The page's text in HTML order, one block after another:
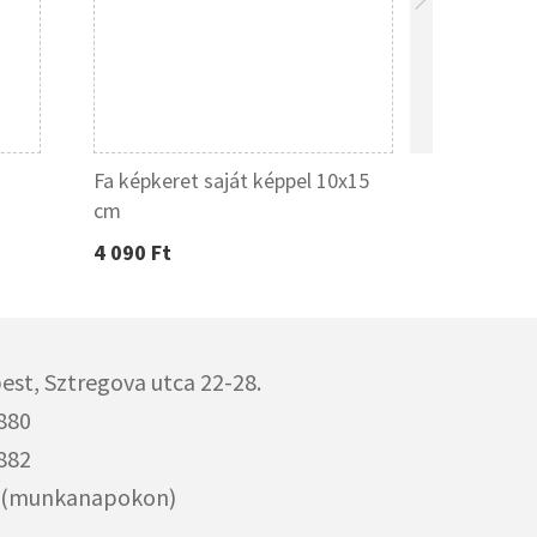
Fa képkeret saját képpel 10x15
cm
4 090 Ft
Sztregova utca 22-28.
(munkanapokon)